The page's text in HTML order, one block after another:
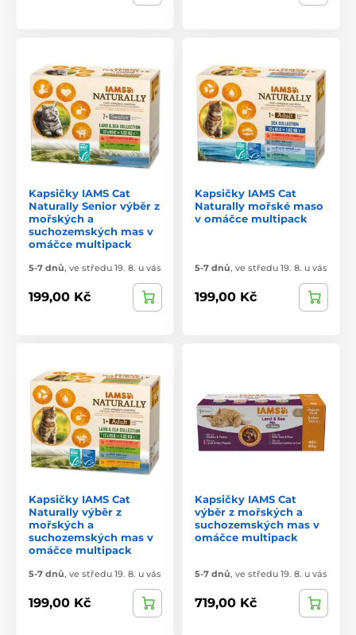
Kapsičky IAMS Cat
Naturally Senior výběr z
mořských a
suchozemských mas v
omáčce multipack
5-7 dnů, ve středu 19. 8. u vás
199,00 Kč
Kapsičky IAMS Cat
Naturally mořské maso
v omáčce multipack
5-7 dnů, ve středu 19. 8. u vás
199,00 Kč
Kapsičky IAMS Cat
Naturally výběr z
mořských a
suchozemských mas v
omáčce multipack
5-7 dnů, ve středu 19. 8. u vás
199,00 Kč
Kapsičky IAMS Cat
výběr z mořských a
suchozemských mas v
omáčce multipack
5-7 dnů, ve středu 19. 8. u vás
719,00 Kč